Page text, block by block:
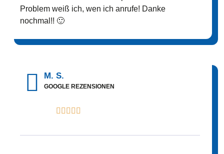
Problem weiß ich, wen ich anrufe! Danke
nochmal!! 🙂
M. S.
GOOGLE REZENSIONEN
    